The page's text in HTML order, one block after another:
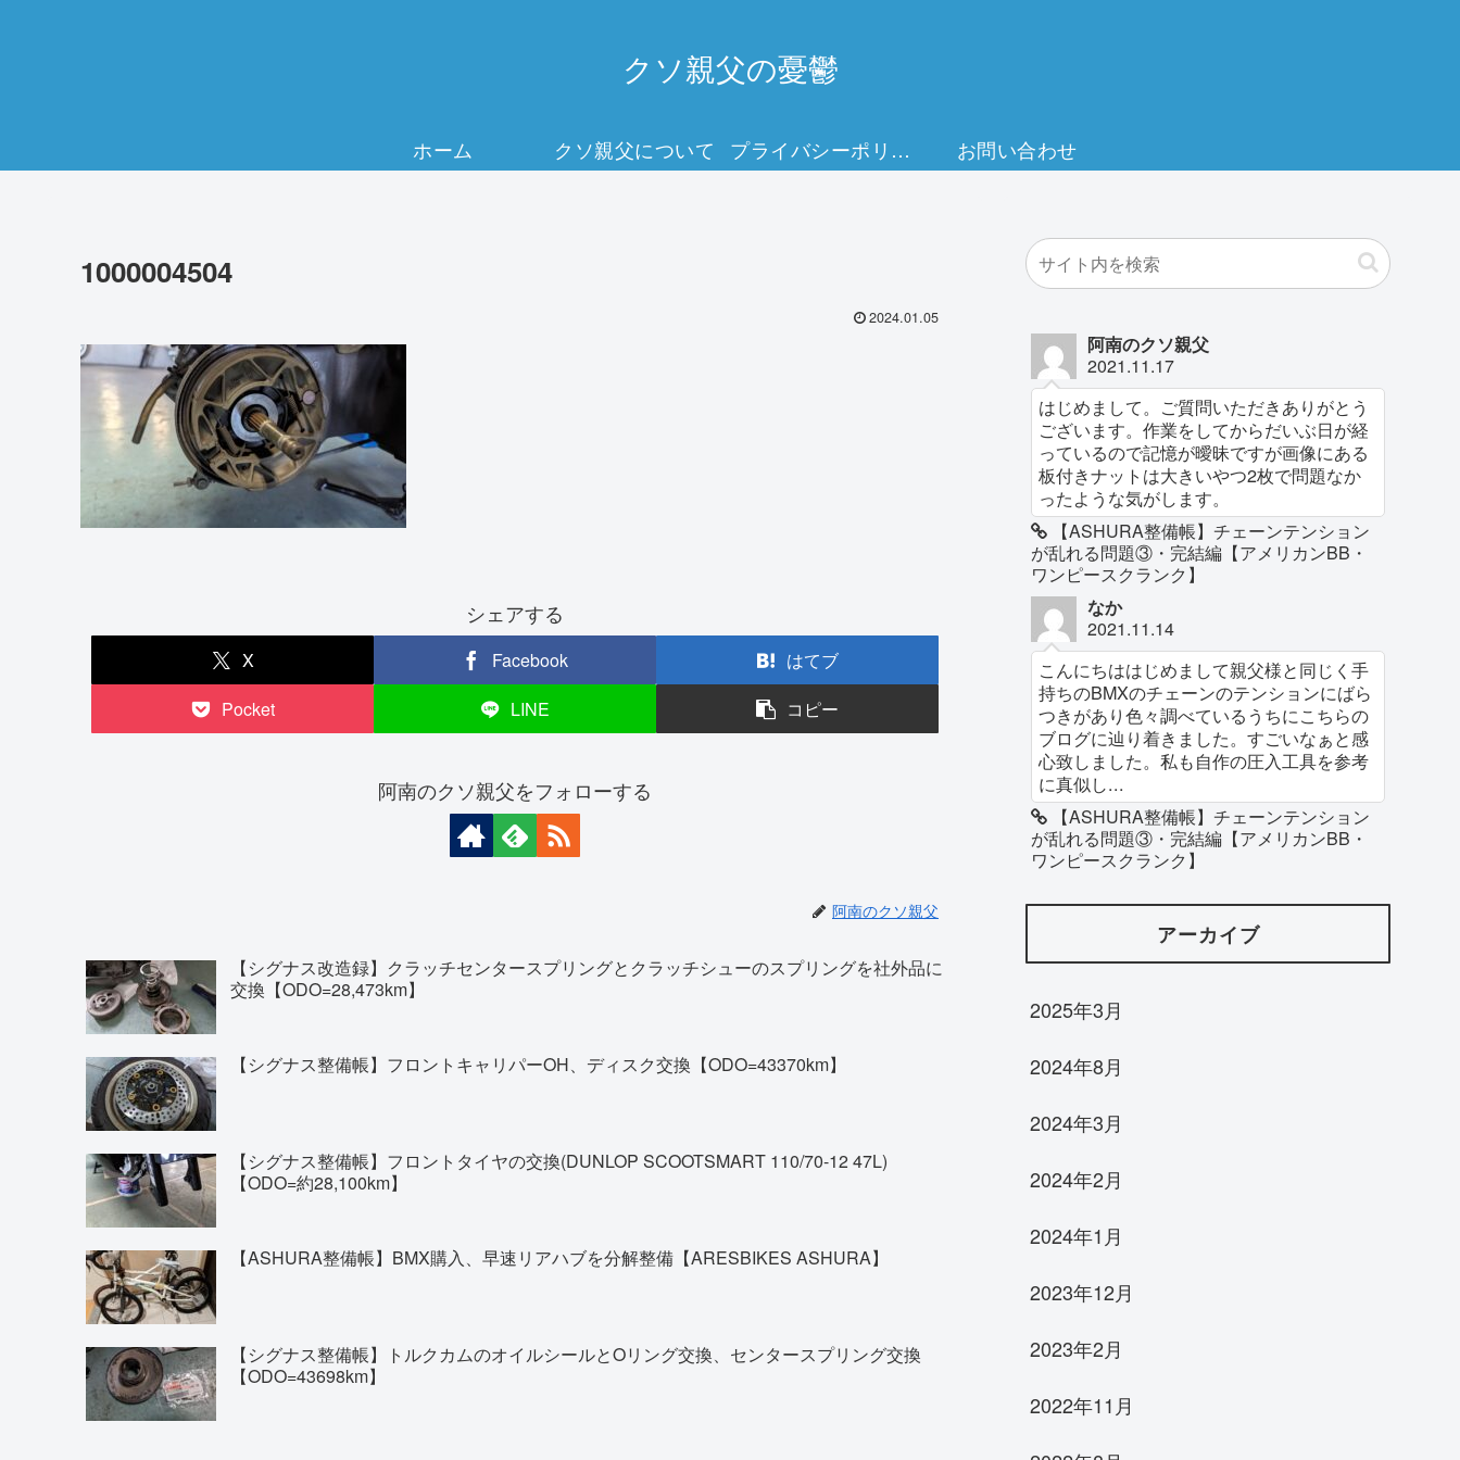
クソ親父の憂鬱
ホーム クソ親父について プライバシーポリシー お問い合わせ
1000004504
2024.01.05
シェアする
X Facebook
はてブ
Pocket
LINE コピー
阿南のクソ親父をフォローする
阿南のクソ親父
【シグナス改造録】クラッチセンタースプリングとクラッチシューのスプリングを社外品に
交換【ODO=28,473km】
【シグナス整備帳】フロントキャリパーOH、ディスク交換【ODO=43370km】
【シグナス整備帳】フロントタイヤの交換(DUNLOP SCOOTSMART 110/70-12 47L)
【ODO=約28,100km】
【ASHURA整備帳】BMX購入、早速リアハブを分解整備【ARESBIKES ASHURA】
【シグナス整備帳】トルクカムのオイルシールとOリング交換、センタースプリング交換
【ODO=43698km】
阿南のクソ親父
2021.11.17
はじめまして。ご質問いただきありがとう
ございます。作業をしてからだいぶ日が経
っているので記憶が曖昧ですが画像にある
板付きナットは大きいやつ2枚で問題なか
ったような気がします。
【ASHURA整備帳】チェーンテンション
が乱れる問題③・完結編【アメリカンBB・
ワンピースクランク】
なか
2021.11.14
こんにちははじめまして親父様と同じく手
持ちのBMXのチェーンのテンションにばら
つきがあり色々調べているうちにこちらの
ブログに辿り着きました。すごいなぁと感
心致しました。私も自作の圧入工具を参考
に真似し...
【ASHURA整備帳】チェーンテンション
が乱れる問題③・完結編【アメリカンBB・
ワンピースクランク】
アーカイブ
2025年3月
2024年8月
2024年3月
2024年2月
2024年1月
2023年12月
2023年2月
2022年11月